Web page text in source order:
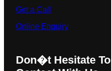
Get a Call
Online Enquiry
Don�t Hesitate To